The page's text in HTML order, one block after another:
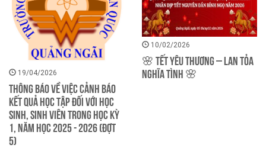
19/04/2026
THÔNG BÁO Về việc cảnh báo
kết quả học tập đối với học
sinh, sinh viên trong học kỳ
1, năm học 2025 - 2026 (Đợt
5)
10/02/2026
🌸 TẾT YÊU THƯƠNG – LAN TỎA
NGHĨA TÌNH 🌸